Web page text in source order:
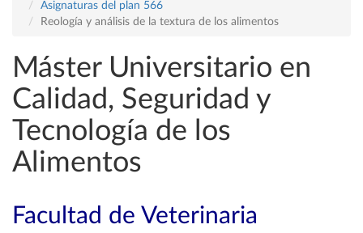
Asignaturas del plan 566
Reología y análisis de la textura de los alimentos
Máster Universitario en
Calidad, Seguridad y
Tecnología de los
Alimentos
Facultad de Veterinaria